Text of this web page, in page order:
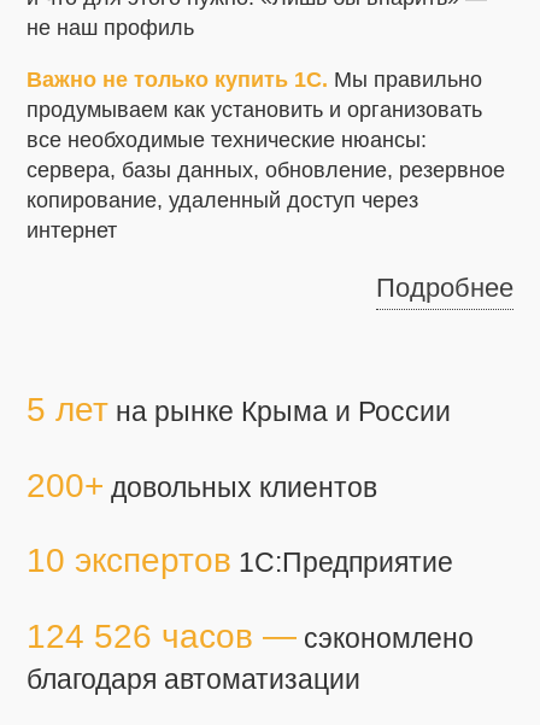
не наш профиль
Важно не только купить 1С. Мы правильно
продумываем как установить и организовать
все необходимые технические нюансы:
сервера, базы данных, обновление, резервное
копирование, удаленный доступ через
интернет
Подробнее
5 лет на рынке Крыма и России
200+ довольных клиентов
10 экспертов 1С:Предприятие
124 526 часов — сэкономлено
благодаря автоматизации